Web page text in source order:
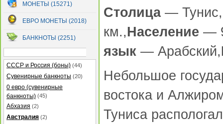
МОНЕТЫ (15271)
ЕВРО МОНЕТЫ (2018)
БАНКНОТЫ (2251)
СССР и Россия (боны) (44)
Сувенирные банкноты (20)
0 евро (сувенирные
банкноты) (45)
Абхазия (2)
Австралия (2)
Столица — Тунис,
км.,Население —
язык — Арабский,
Небольшое
востока и
Туниса